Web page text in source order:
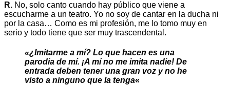
R. No, solo canto cuando hay público que viene a
escucharme a un teatro. Yo no soy de cantar en la ducha ni
por la casa… Como es mi profesión, me lo tomo muy en
serio y todo tiene que ser muy trascendental.
«¿Imitarme a mí? Lo que hacen es una
parodia de mí. ¡A mí no me imita nadie! De
entrada deben tener una gran voz y no he
visto a ninguno que la tenga«